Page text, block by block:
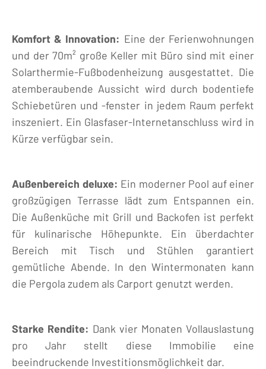
Komfort & Innovation: Eine der Ferienwohnungen
und der 70m² große Keller mit Büro sind mit einer
Solarthermie-Fußbodenheizung ausgestattet. Die
atemberaubende Aussicht wird durch bodentiefe
Schiebetüren und -fenster in jedem Raum perfekt
inszeniert. Ein Glasfaser-Internetanschluss wird in
Kürze verfügbar sein.
Außenbereich deluxe: Ein moderner Pool auf einer
großzügigen Terrasse lädt zum Entspannen ein.
Die Außenküche mit Grill und Backofen ist perfekt
für kulinarische Höhepunkte. Ein überdachter
Bereich mit Tisch und Stühlen garantiert
gemütliche Abende. In den Wintermonaten kann
die Pergola zudem als Carport genutzt werden.
Starke Rendite: Dank vier Monaten Vollauslastung
pro Jahr stellt diese Immobilie eine
beeindruckende Investitionsmöglichkeit dar.